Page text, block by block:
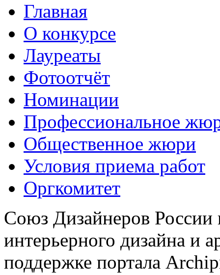
Главная
О конкурсе
Лауреаты
Фотоотчёт
Номинации
Профессиональное
Общественное жюри
Условия приема работ
Оргкомитет
Союз Дизайнеров России
интерьерного дизайна и
поддержке портала